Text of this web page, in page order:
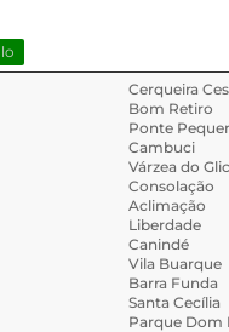
Cerqueira
Bom Retiro
Ponte
Cambuci
Várzea do
Consolação
Aclimação
Liberdade
Canindé
Vila Buarque
Barra Funda
Santa Cecília
Parque Dom